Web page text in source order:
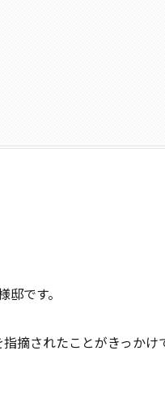
です。
摘されたことがきっかけ